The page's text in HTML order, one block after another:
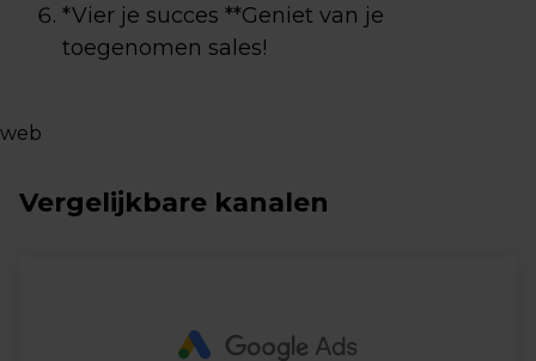
*Vier je succes **Geniet van je
toegenomen sales!
web
Vergelijkbare kanalen